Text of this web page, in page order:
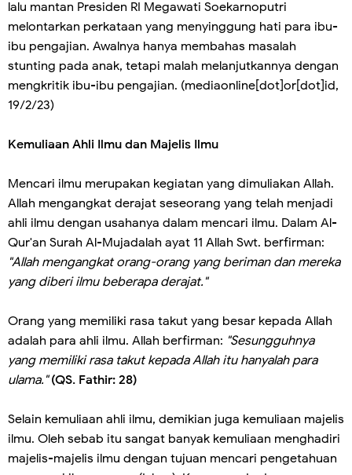
lalu mantan Presiden RI Megawati Soekarnoputri
melontarkan perkataan yang menyinggung hati para ibu-
ibu pengajian. Awalnya hanya membahas masalah
stunting pada anak, tetapi malah melanjutkannya dengan
mengkritik ibu-ibu pengajian. (mediaonline[dot]or[dot]id,
19/2/23)
Kemuliaan Ahli Ilmu dan Majelis Ilmu
Mencari ilmu merupakan kegiatan yang dimuliakan Allah.
Allah mengangkat derajat seseorang yang telah menjadi
ahli ilmu dengan usahanya dalam mencari ilmu. Dalam Al-
Qur'an Surah Al-Mujadalah ayat 11 Allah Swt. berfirman:
"Allah mengangkat orang-orang yang beriman dan mereka
yang diberi ilmu beberapa derajat."
Orang yang memiliki rasa takut yang besar kepada Allah
adalah para ahli ilmu. Allah berfirman: "Sesungguhnya
yang memiliki rasa takut kepada Allah itu hanyalah para
ulama."(QS. Fathir: 28)
Selain kemuliaan ahli ilmu, demikian juga kemuliaan majelis
ilmu. Oleh sebab itu sangat banyak kemuliaan menghadiri
majelis-majelis ilmu dengan tujuan mencari pengetahuan